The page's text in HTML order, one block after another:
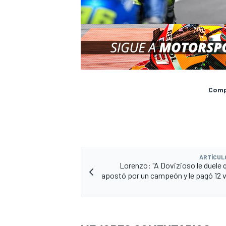
Lorenzo: "A Dovizioso le duele
apostó por un campeón y le pagó 12